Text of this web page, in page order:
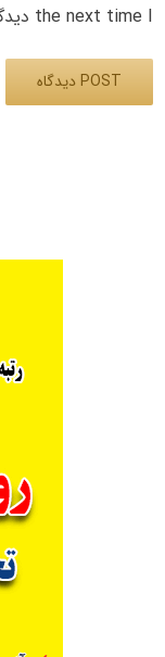
the next time I دیدگاه.